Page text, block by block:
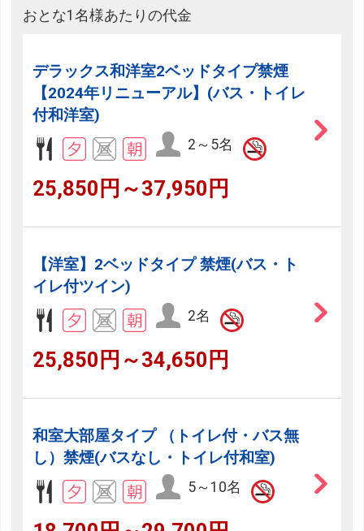
おとな1名様あたりの代金
デラックス和洋室2ベッドタイプ禁煙
【2024年リニューアル】(バス・トイレ
付和洋室)
2～5名
25,850円～37,950円
【洋室】2ベッドタイプ 禁煙(バス・ト
イレ付ツイン)
2名
25,850円～34,650円
和室大部屋タイプ （トイレ付・バス無
し）禁煙(バスなし・トイレ付和室)
5～10名